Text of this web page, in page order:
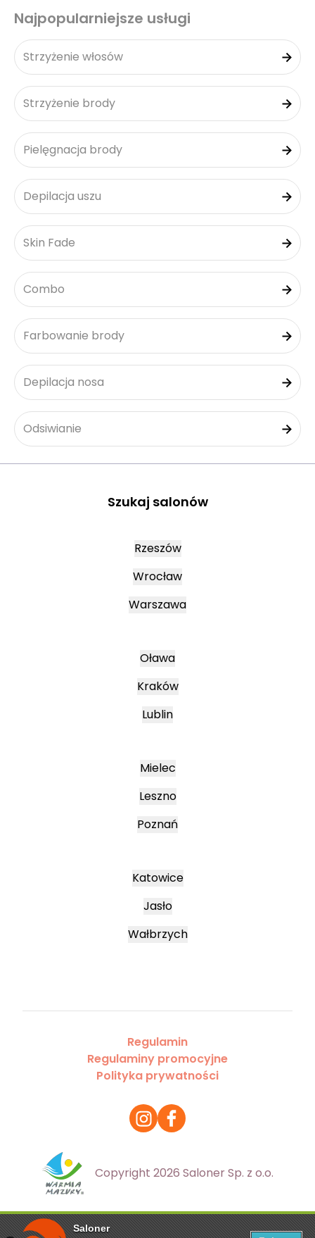
Saloner
Najpopularniejsze usługi
Strzyżenie włosów
Strzyżenie brody
Pielęgnacja brody
Depilacja uszu
Skin Fade
Combo
Farbowanie brody
Depilacja nosa
Odsiwianie
Szukaj salonów
Rzeszów
Wrocław
Warszawa
Oława
Kraków
Lublin
Mielec
Leszno
Poznań
Katowice
Jasło
Wałbrzych
Regulamin
Regulaminy promocyjne
Polityka prywatności
Copyright 2026 Saloner Sp. z o.o.